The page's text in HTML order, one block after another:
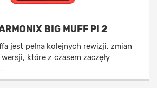
BIG MUFF PI 2
jest pełna kolejnych rewizji, zmian
które z czasem zaczęły